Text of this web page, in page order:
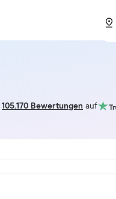
105.170 Bewertungen auf